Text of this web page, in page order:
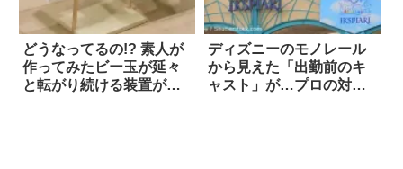
どうなってるの!? 素人が
作ってみたビー玉が延々
と転がり続ける装置がす
ディズニーのモノレール
から見えた「出勤前のキ
ャスト」が…プロの対